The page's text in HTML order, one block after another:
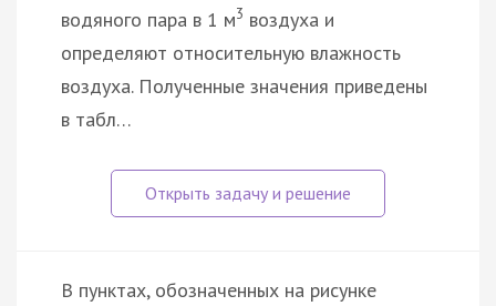
водяного пара в 1 м3 воздуха и
определяют относительную влажность
воздуха. Полученные значения приведены
в табл…
В пунктах, обозначенных на рисунке